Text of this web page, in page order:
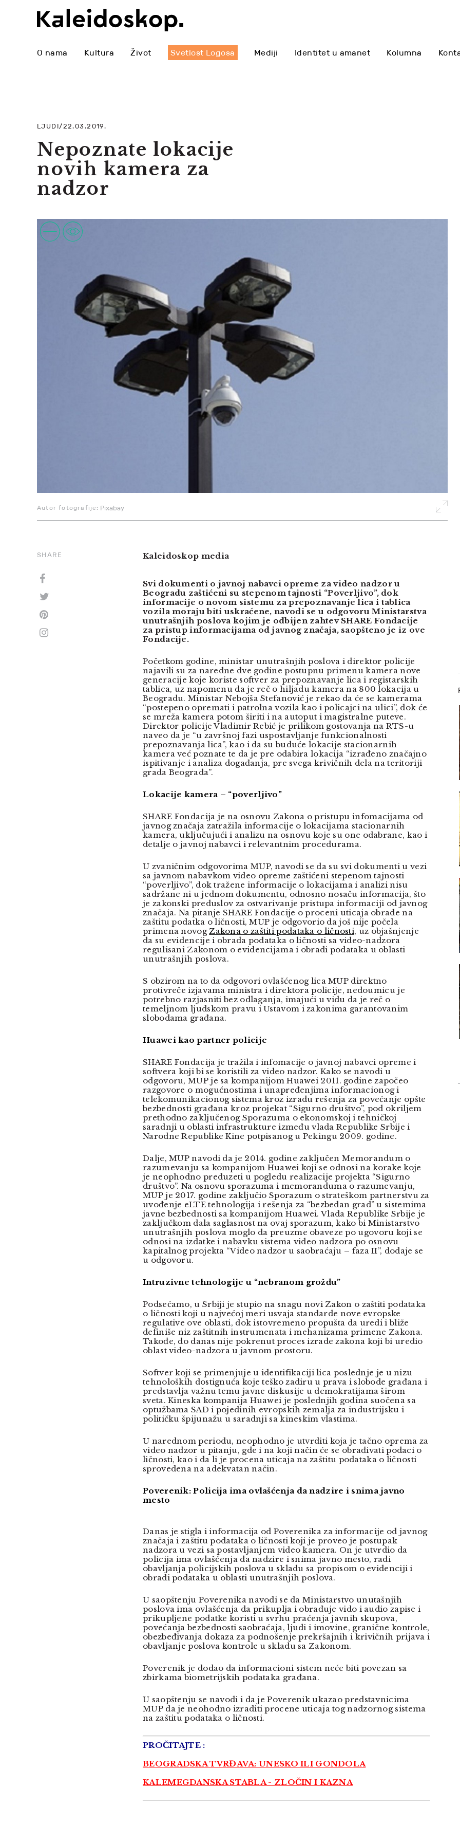
O nama Kultura Život Svetlost Logosa Mediji Identitet u amanet Kolumna
LJUDI/22.03.2019.
Nepoznate lokacije
novih kamera za
nadzor
Pixabay
Autor fotografije:
SHARE Kaleidoskop media
Svi dokumenti o javnoj nabavci opreme za video nadzor u
Beogradu zaštićeni su stepenom tajnosti “Poverljivo”, dok
informacije o novom sistemu za prepoznavanje lica i tablica
vozila moraju biti uskraćene, navodi se u odgovoru Ministarstva
unutrašnjih poslova kojim je odbijen zahtev SHARE Fondacije
za pristup informacijama od javnog značaja, saopšteno je iz ove
Fondacije.
Početkom godine, ministar unutrašnjih poslova i direktor policije
najavili su za naredne dve godine postupnu primenu kamera nove
generacije koje koriste softver za prepoznavanje lica i registarskih
tablica, uz napomenu da je reč o hiljadu kamera na 800 lokacija u
Beogradu. Ministar Nebojša Stefanović je rekao da će se kamerama
“postepeno opremati i patrolna vozila kao i policajci na ulici”, dok će
se mreža kamera potom širiti i na autoput i magistralne puteve.
Direktor policije Vladimir Rebić je prilikom gostovanja na RTS-u
naveo da je “u završnoj fazi uspostavljanje funkcionalnosti
prepoznavanja lica”, kao i da su buduće lokacije stacionarnih
kamera već poznate te da je pre odabira lokacija “izrađeno značajno
ispitivanje i analiza događanja, pre svega krivičnih dela na teritoriji
grada Beograda”.
Lokacije kamera – “poverljivo”
SHARE Fondacija je na osnovu Zakona o pristupu infomacijama od
javnog značaja zatražila informacije o lokacijama stacionarnih
kamera, uključujući i analizu na osnovu koje su one odabrane, kao i
detalje o javnoj nabavci i relevantnim procedurama.
U zvaničnim odgovorima MUP, navodi se da su svi dokumenti u vezi
sa javnom nabavkom video opreme zaštićeni stepenom tajnosti
“poverljivo”, dok tražene informacije o lokacijama i analizi nisu
sadržane ni u jednom dokumentu, odnosno nosaču informacija, što
je zakonski preduslov za ostvarivanje pristupa informaciji od javnog
značaja. Na pitanje SHARE Fondacije o proceni uticaja obrade na
zaštitu podatka o ličnosti, MUP je odgovorio da još nije počela
primena novog Zakona o zaštiti podataka o ličnosti, uz objašnjenje
da su evidencije i obrada podataka o ličnosti sa video-nadzora
regulisani Zakonom o evidencijama i obradi podataka u oblasti
unutrašnjih poslova.
S obzirom na to da odgovori ovlašćenog lica MUP direktno
protivreče izjavama ministra i direktora policije, nedoumicu je
potrebno razjasniti bez odlaganja, imajući u vidu da je reč o
temeljnom ljudskom pravu i Ustavom i zakonima garantovanim
slobodama građana.
Huawei kao partner policije
SHARE Fondacija je tražila i infomacije o javnoj nabavci opreme i
softvera koji bi se koristili za video nadzor. Kako se navodi u
odgovoru, MUP je sa kompanijom Huawei 2011. godine započeo
razgovore o mogućnostima i unapređenjima informacionog i
telekomunikacionog sistema kroz izradu rešenja za povećanje opšte
bezbednosti građana kroz projekat “Sigurno društvo”, pod okriljem
prethodno zaključenog Sporazuma o ekonomskoj i tehničkoj
saradnji u oblasti infrastrukture između vlada Republike Srbije i
Narodne Republike Kine potpisanog u Pekingu 2009. godine.
Dalje, MUP navodi da je 2014. godine zaključen Memorandum o
razumevanju sa kompanijom Huawei koji se odnosi na korake koje
je neophodno preduzeti u pogledu realizacije projekta “Sigurno
društvo”. Na osnovu sporazuma i memoranduma o razumevanju,
MUP je 2017. godine zaključio Sporazum o strateškom partnerstvu za
uvođenje eLTE tehnologija i rešenja za “bezbedan grad” u sistemima
javne bezbednosti sa kompanijom Huawei. Vlada Republike Srbije je
zaključkom dala saglasnost na ovaj sporazum, kako bi Ministarstvo
unutrašnjih poslova moglo da preuzme obaveze po ugovoru koji se
odnosi na izdatke i nabavku sistema video nadzora po osnovu
kapitalnog projekta “Video nadzor u saobraćaju – faza II”, dodaje se
u odgovoru.
Intruzivne tehnologije u “nebranom grožđu”
Podsećamo, u Srbiji je stupio na snagu novi Zakon o zaštiti podataka
o ličnosti koji u najvećoj meri usvaja standarde nove evropske
regulative ove oblasti, dok istovremeno propušta da uredi i bliže
definiše niz zaštitnih instrumenata i mehanizama primene Zakona.
Takođe, do danas nije pokrenut proces izrade zakona koji bi uredio
oblast video-nadzora u javnom prostoru.
Softver koji se primenjuje u identifikaciji lica poslednje je u nizu
tehnoloških dostignuća koje teško zadiru u prava i slobode građana i
predstavlja važnu temu javne diskusije u demokratijama širom
sveta. Kineska kompanija Huawei je poslednjih godina suočena sa
optužbama SAD i pojedinih evropskih zemalja za industrijsku i
političku špijunažu u saradnji sa kineskim vlastima.
U narednom periodu, neophodno je utvrditi koja je tačno oprema za
video nadzor u pitanju, gde i na koji način će se obrađivati podaci o
ličnosti, kao i da li je procena uticaja na zaštitu podataka o ličnosti
sprovedena na adekvatan način.
Poverenik: Policija ima ovlašćenja da nadzire i snima javno
mesto
Danas je stigla i informacija od Poverenika za informacije od javnog
značaja i zaštitu podataka o ličnosti koji je proveo je postupak
nadzora u vezi sa postavljanjem video kamera. On je utvrdio da
policija ima ovlašćenja da nadzire i snima javno mesto, radi
obavljanja policijskih poslova u skladu sa propisom o evidenciji i
obradi podataka u oblasti unutrašnjih poslova.
U saopštenju Poverenika navodi se da Ministarstvo unutašnjih
poslova ima ovlašćenja da prikuplja i obrađuje vido i audio zapise i
prikupljene podatke koristi u svrhu praćenja javnih skupova,
povećanja bezbednosti saobraćaja, ljudi i imovine, granične kontrole,
obezbeđivanja dokaza za podnošenje prekršajnih i krivičnih prijava i
obavljanje poslova kontrole u skladu sa Zakonom.
Poverenik je dodao da informacioni sistem neće biti povezan sa
zbirkama biometrijskih podataka građana.
U saopštenju se navodi i da je Poverenik ukazao predstavnicima
MUP da je neohodno izraditi procene uticaja tog nadzornog sistema
na zaštitu podataka o ličnosti.
PROČITAJTE :
BEOGRADSKA TVRĐAVA: UNESKO ILI GONDOLA
KALEMEGDANSKA STABLA - ZLOČIN I KAZNA